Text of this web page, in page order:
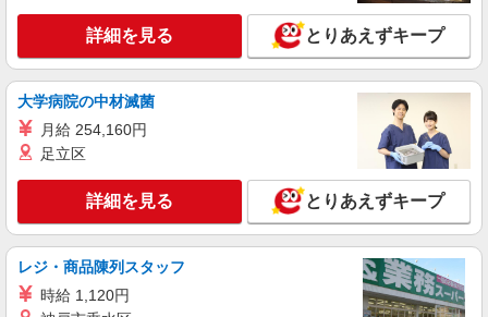
により変動） ・固定残業手当：20,000円（10時
間） ※固定残業時間を超過する場合には超過勤務
手当として別途支給 下記資格をお持ちの方歓迎 ・
認知症介護基礎研修 ・初任者研修 ・実務者研修
・介護福祉士 など
キープ 詳細を見る
株式会社kotrio /●TC-H-2011031
保谷駅＊年齢不問◎未経験から安定した業界へ
時給1600円〜2250円 ＜日払い有/週払い有/交
通費全支給(ガソリン代含む)＞
西東京市 最寄り駅：保谷
キープ 詳細を見る
詳細を見る とりあえずキープ
大学病院の中材滅菌
月給 254,160円
足立区
詳細を見る とりあえずキープ
レジ・商品陳列スタッフ
時給 1,120円